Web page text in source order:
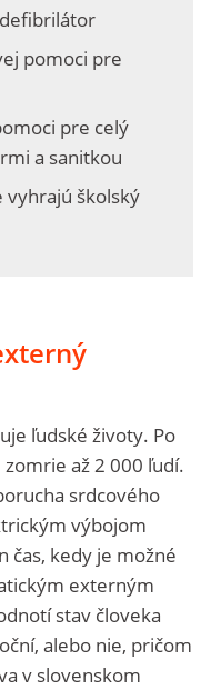
pomoci pre
pre celý
a sanitkou
vyhrajú školský
ľudské životy. Po
až 2 000 ľudí.
srdcového
výbojom
čas, kedy je možné
externým
stav človeka
alebo nie, pričom
v slovenskom